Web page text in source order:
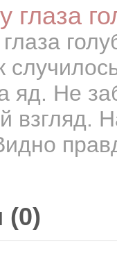
глаза
яд. Не
взгляд.
(0)